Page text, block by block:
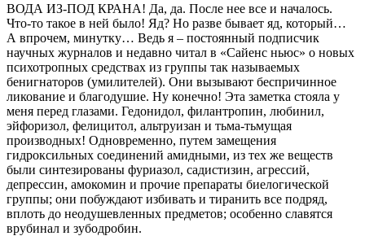
ВОДА ИЗ-ПОД КРАНА! Да, да. После нее все и началось.
Что-то такое в ней было! Яд? Но разве бывает яд, который…
А впрочем, минутку… Ведь я – постоянный подписчик
научных журналов и недавно читал в «Сайенс ньюс» о новых
психотропных средствах из группы так называемых
бенигнаторов (умилителей). Они вызывают беспричинное
ликование и благодушие. Ну конечно! Эта заметка стояла у
меня перед глазами. Гедонидол, филантропин, любинил,
эйфоризол, фелицитол, альтруизан и тьма-тьмущая
производных! Одновременно, путем замещения
гидроксильных соединений амидными, из тех же веществ
были синтезированы фуриазол, садистизин, агрессий,
депрессин, амокомин и прочие препараты биелогической
группы; они побуждают избивать и тиранить все подряд,
вплоть до неодушевленных предметов; особенно славятся
врубинал и зубодробин.